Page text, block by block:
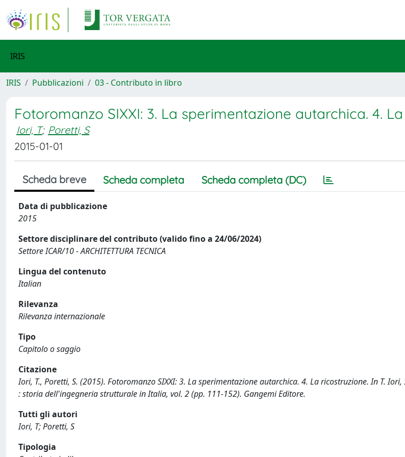
IRIS
IRIS Pubblicazioni 03 - Contributo in libro
Fotoromanzo SIXXI: 3. La sperimentazione autarchica. 4.
Iori, T; Poretti, S
2015-01-01
Scheda breve Scheda completa Scheda completa (DC)
Data di pubblicazione
2015
Settore disciplinare del contributo (valido fino a 24/06/2024)
Settore ICAR/10 - ARCHITETTURA TECNICA
Lingua del contenuto
Italian
Rilevanza
Rilevanza internazionale
Tipo
Capitolo o saggio
Citazione
Iori, T., Poretti, S. (2015). Fotoromanzo SIXXI: 3. La sperimentazione autarchica. 4. La ricostruzione. In T. Iori,
: storia dell'ingegneria strutturale in Italia, vol. 2 (pp. 111-152). Gangemi Editore.
Tutti gli autori
Iori, T; Poretti, S
Tipologia